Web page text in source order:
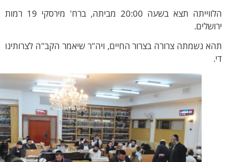
הלווייתה תצא בשעה 20:00 מביתה, ברח' מירסקי 19 רמות
נשמתה צרורה בצרור החיים, ויה"ר שיאמר הקב"ה לצרותינו